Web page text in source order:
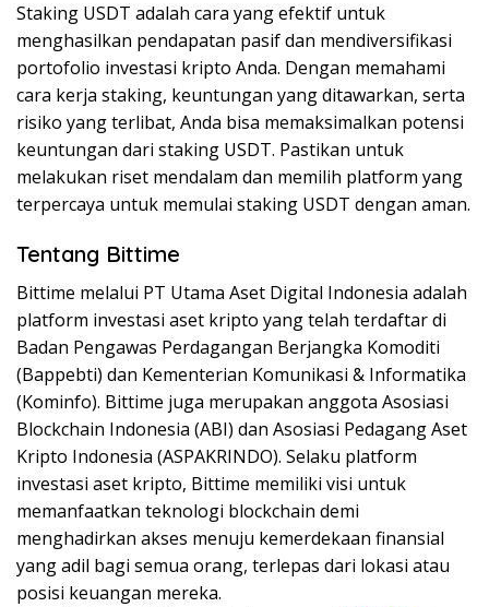
Staking USDT adalah cara yang efektif untuk
menghasilkan pendapatan pasif dan mendiversifikasi
portofolio investasi kripto Anda. Dengan memahami
cara kerja staking, keuntungan yang ditawarkan, serta
risiko yang terlibat, Anda bisa memaksimalkan potensi
keuntungan dari staking USDT. Pastikan untuk
melakukan riset mendalam dan memilih platform yang
terpercaya untuk memulai staking USDT dengan aman.
Tentang Bittime
Bittime melalui PT Utama Aset Digital Indonesia adalah
platform investasi aset kripto yang telah terdaftar di
Badan Pengawas Perdagangan Berjangka Komoditi
(Bappebti) dan Kementerian Komunikasi & Informatika
(Kominfo). Bittime juga merupakan anggota Asosiasi
Blockchain Indonesia (ABI) dan Asosiasi Pedagang Aset
Kripto Indonesia (ASPAKRINDO). Selaku platform
investasi aset kripto, Bittime memiliki visi untuk
memanfaatkan teknologi blockchain demi
menghadirkan akses menuju kemerdekaan finansial
yang adil bagi semua orang, terlepas dari lokasi atau
posisi keuangan mereka.